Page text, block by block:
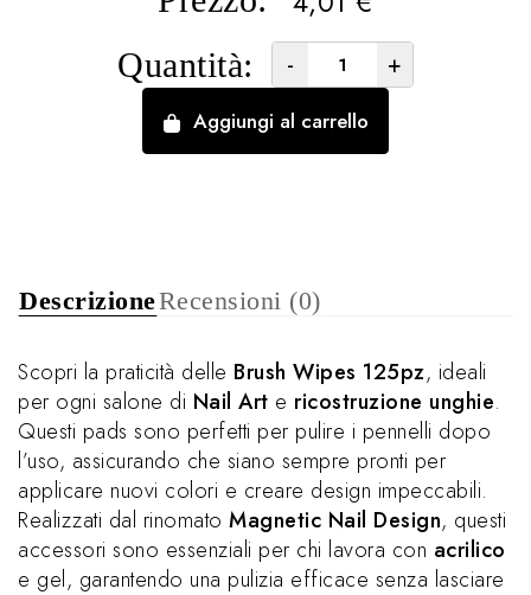
Quantità: - +
Aggiungi al carrello
DescrizioneRecensioni (0)
Scopri la praticità delle Brush Wipes 125pz, ideali
per ogni salone di Nail Art e ricostruzione unghie.
Questi pads sono perfetti per pulire i pennelli dopo
l’uso, assicurando che siano sempre pronti per
applicare nuovi colori e creare design impeccabili.
Realizzati dal rinomato Magnetic Nail Design, questi
accessori sono essenziali per chi lavora con acrilico
e gel, garantendo una pulizia efficace senza lasciare